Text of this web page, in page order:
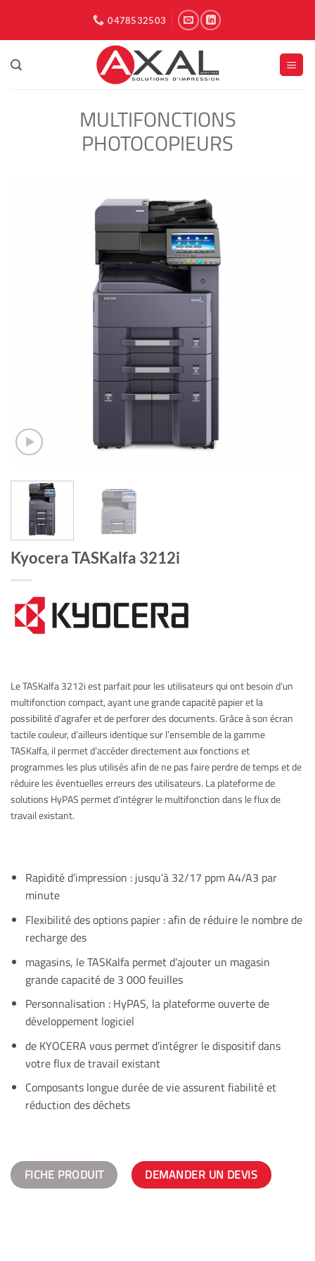
contenu
0478532503
MULTIFONCTIONS
PHOTOCOPIEURS
Kyocera TASKalfa 3212i
Le TASKalfa 3212i est parfait pour les utilisateurs qui ont besoin d’un
multifonction compact, ayant une grande capacité papier et la
possibilité d’agrafer et de perforer des documents. Grâce à son écran
tactile couleur, d’ailleurs identique sur l’ensemble de la gamme
TASKalfa, il permet d’accéder directement aux fonctions et
programmes les plus utilisés afin de ne pas faire perdre de temps et de
réduire les éventuelles erreurs des utilisateurs. La plateforme de
solutions HyPAS permet d’intégrer le multifonction dans le flux de
travail existant.
Rapidité d’impression : jusqu’à 32/17 ppm A4/A3 par
minute
Flexibilité des options papier : afin de réduire le nombre de
recharge des
magasins, le TASKalfa permet d’ajouter un magasin
grande capacité de 3 000 feuilles
Personnalisation : HyPAS, la plateforme ouverte de
développement logiciel
de KYOCERA vous permet d’intégrer le dispositif dans
votre flux de travail existant
Composants longue durée de vie assurent fiabilité et
réduction des déchets
FICHE PRODUIT DEMANDER UN DEVIS